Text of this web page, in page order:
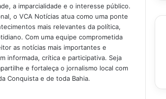
a imparcialidade e o interesse público.
o VCA Notícias atua como uma ponte
mais relevantes da política,
Com uma equipe comprometida
as notícias mais importantes e
informada, crítica e participativa. Seja
e fortaleça o jornalismo local com
Conquista e de toda Bahia.